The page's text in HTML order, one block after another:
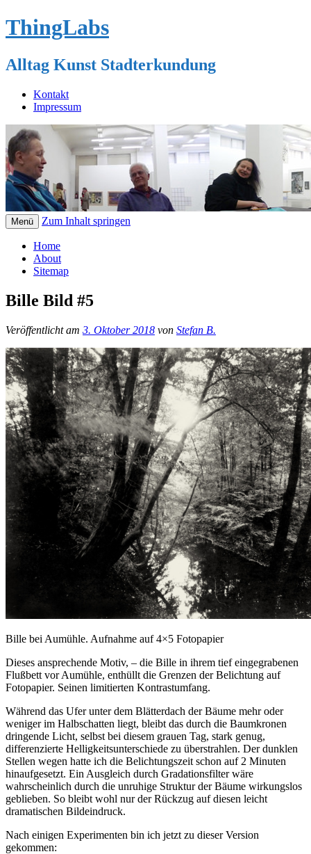
ThingLabs
Alltag Kunst Stadterkundung
Kontakt
Impressum
Menü Zum Inhalt springen
Home
About
Sitemap
Bille Bild #5
Veröffentlicht am 3. Oktober 2018 von Stefan B.
Bille bei Aumühle. Aufnahme auf 4×5 Fotopapier
Dieses ansprechende Motiv, – die Bille in ihrem tief eingegrabenen
Flußbett vor Aumühle, enthüllt die Grenzen der Belichtung auf
Fotopapier. Seinen limitierten Kontrastumfang.
Während das Ufer unter dem Blätterdach der Bäume mehr oder
weniger im Halbschatten liegt, bleibt das durch die Baumkronen
dringende Licht, selbst bei diesem grauen Tag, stark genug,
differenzierte Helligkeitsunterschiede zu überstrahlen. Der dunklen
Stellen wegen hatte ich die Belichtungszeit schon auf 2 Minuten
hinaufgesetzt. Ein Ausgleich durch Gradationsfilter wäre
wahrscheinlich durch die unruhige Struktur der Bäume wirkungslos
geblieben. So bleibt wohl nur der Rückzug auf diesen leicht
dramatischen Bildeindruck.
Nach einigen Experimenten bin ich jetzt zu dieser Version
gekommen: